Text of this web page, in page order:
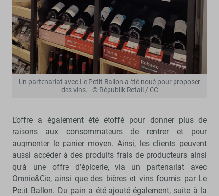
Un partenariat avec Le Petit Ballon a été noué pour proposer
des vins. - © Républik Retail / CC
L’offre a également été étoffé pour donner plus de
raisons aux consommateurs de rentrer et pour
augmenter le panier moyen. Ainsi, les clients peuvent
aussi accéder à des produits frais de producteurs ainsi
qu’à une offre d’épicerie, via un partenariat avec
Omnie&Cie, ainsi que des bières et vins fournis par Le
Petit Ballon. Du pain a été ajouté également, suite à la